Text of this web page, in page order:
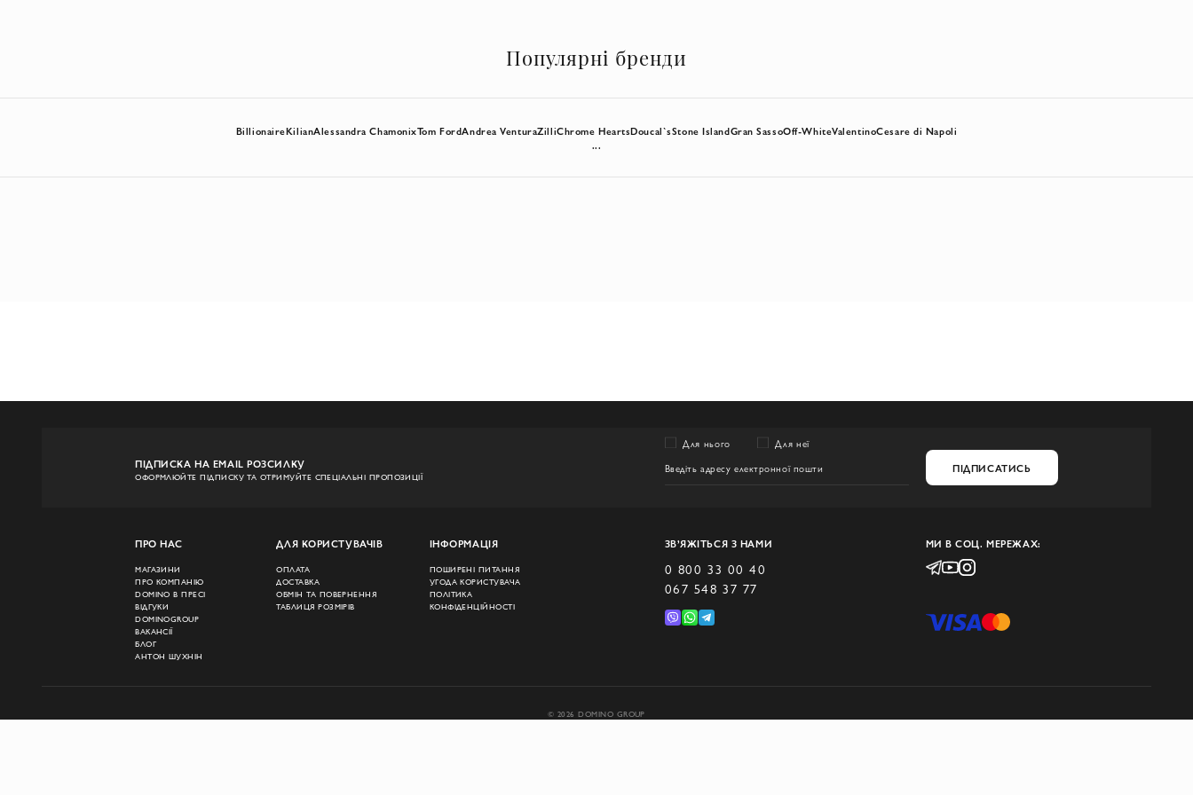
Популярні бренди
BillionaireKilianAlessandra ChamonixTom FordAndrea VenturaZilliChrome HeartsDoucal`sStone IslandGran SassoOff-WhiteValentinoCesare di Napoli
...
ПІДПИСКА НА EMAIL РОЗСИЛКУ
ОФОРМЛЮЙТЕ ПІДПИСКУ ТА ОТРИМУЙТЕ СПЕЦІАЛЬНІ ПРОПОЗИЦІЇ
Для нього
Для неї
ПІДПИСАТИСЬ
ПРО НАС
МАГАЗИНИ
ПРО КОМПАНІЮ
DOMINO В ПРЕСІ
ВІДГУКИ
DOMINOGROUP
ВАКАНСІЇ
БЛОГ
АНТОН ШУХНІН
ДЛЯ КОРИСТУВАЧІВ
ОПЛАТА
ДОСТАВКА
ОБМІН ТА ПОВЕРНЕННЯ
ТАБЛИЦЯ РОЗМІРІВ
ІНФОРМАЦІЯ
ПОШИРЕНІ ПИТАННЯ
УГОДА КОРИСТУВАЧА
ПОЛІТИКА
КОНФІДЕНЦІЙНОСТІ
ЗВ’ЯЖІТЬСЯ З НАМИ
0 800 33 00 40
067 548 37 77
МИ В СОЦ. МЕРЕЖАХ:
© 2026 DOMINO GROUP